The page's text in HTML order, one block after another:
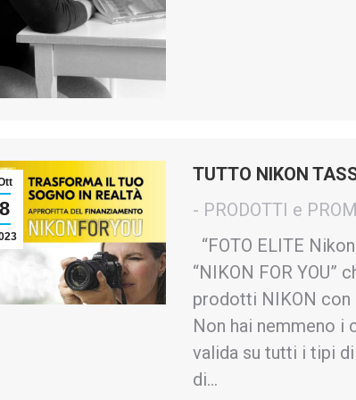
8
TUTTO NIKON
- PRODOTTI e
“FOTO ELITE
“NIKON FOR
prodotti NIKON con
Non hai nemmeno i
valida su tutti i tipi
di…